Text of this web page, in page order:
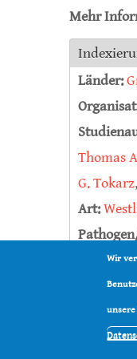
Mehr
Länder:
Thomas
G. Tokarz,
Art:
Wir